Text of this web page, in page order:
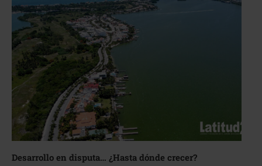
Desarrollo en disputa… ¿Hasta dónde crecer?